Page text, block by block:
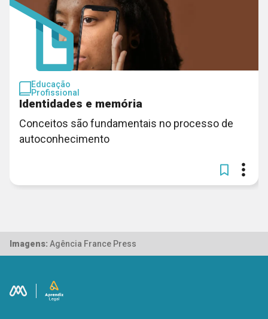
Educação
Profissional
Identidades e memória
Conceitos são fundamentais no processo de
autoconhecimento
Imagens: Agência France Press